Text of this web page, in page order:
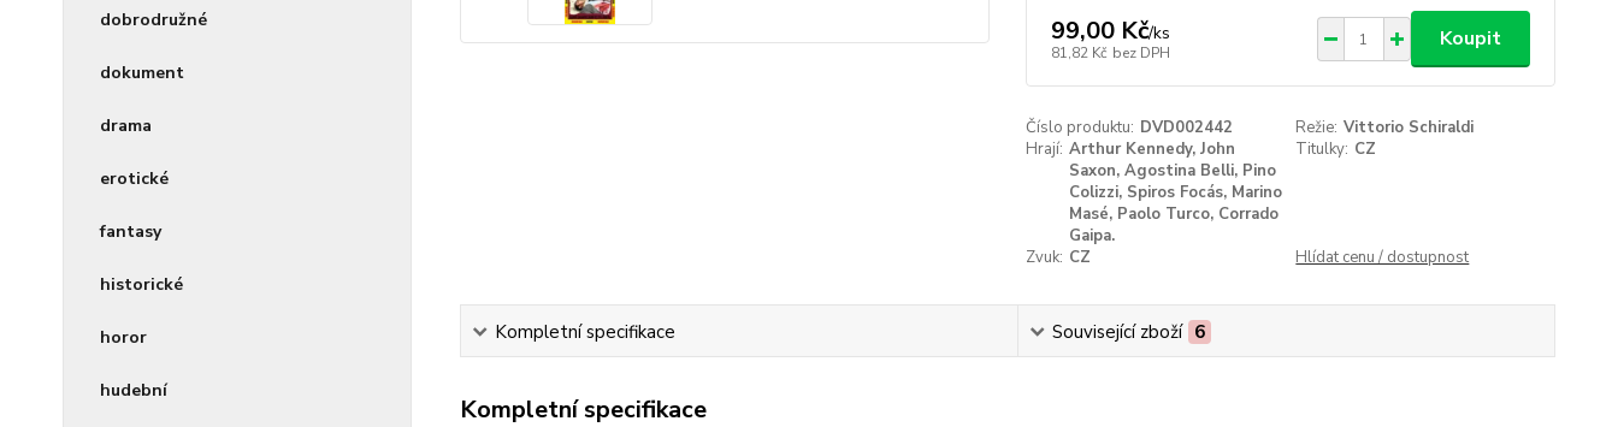
dobrodružné
dokument
drama
erotické
fantasy
historické
horor
hudební
99,00 Kč/ks
81,82 Kč bez DPH
Koupit
Číslo produktu: DVD002442 Režie: Vittorio Schiraldi
Hrají: Arthur Kennedy, John
Saxon, Agostina Belli, Pino
Colizzi, Spiros Focás, Marino
Masé, Paolo Turco, Corrado
Gaipa.
Titulky: CZ
Zvuk: CZ Hlídat cenu / dostupnost
Kompletní specifikace Související zboží 6
Kompletní specifikace